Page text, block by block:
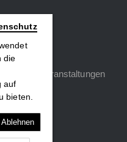
zu Veranstaltungen
die
auf
bieten.
Ablehnen